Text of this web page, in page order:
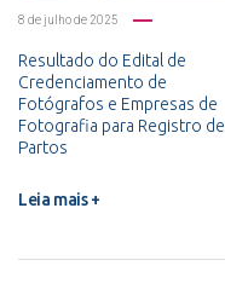
8 de julho de 2025
Resultado do Edital de
Credenciamento de
Fotógrafos e Empresas de
Fotografia para Registro de
Partos
Leia mais +